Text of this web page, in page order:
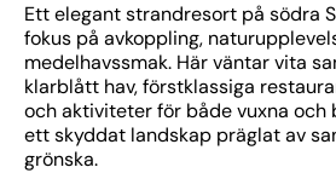
Ett elegant strandresort på södra
fokus på avkoppling,
medelhavssmak. Här väntar vita
klarblått hav, förstklassiga
och aktiviteter för både vuxna
ett skyddat landskap präglat av
grönska.